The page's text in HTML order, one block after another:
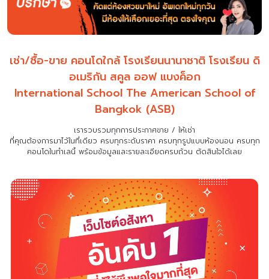
เช่า/ซื้อ-ขาย คอนโดใกล้ โรงเรียนนานาชาติ โรงเรียน ดิ
อเมริกัน สคูล ออฟ แบงค็อก
International School The American School of
Bangkok (ASB)
เรารวบรวมทุกการประกาศขาย / ให้เช่า
ที่คุณต้องการมาไว้ในที่เดียว ครบทุกระดับราคา ครบทุกรูปแบบห้องนอน ครบทุก
คอนโดในทำเลนี้ พร้อมข้อมูลและรายละเอียดครบถ้วน ตัดสินใจได้เลย